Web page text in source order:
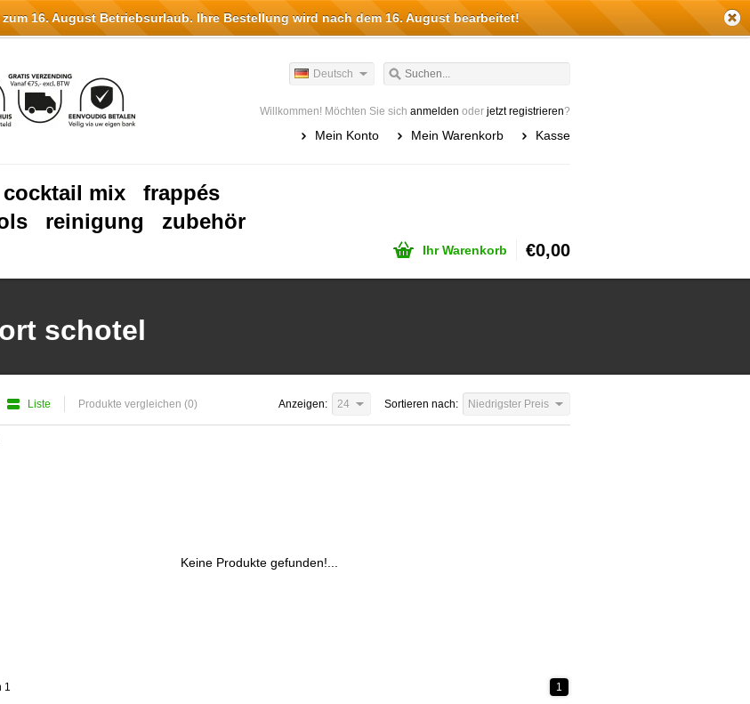
Deutsch
Willkommen! Möchten Sie sich anmelden oder jetzt registrieren?
Mein Konto Mein Warenkorb Kasse
cocktail mix
frappés
reinigung
zubehör
Ihr Warenkorb €0,00
schotel
Liste Produkte vergleichen (0) Sortieren nach: Niedrigster Preis
Anzeigen: 24
Keine Produkte gefunden!...
1 1
16. August Betriebsurlaub. Ihre Bestellung wird nach dem 16. August bearbeitet!